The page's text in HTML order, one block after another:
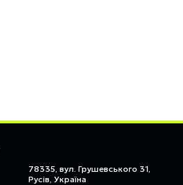
78335, вул. Грушевського 31,
Русів, Україна